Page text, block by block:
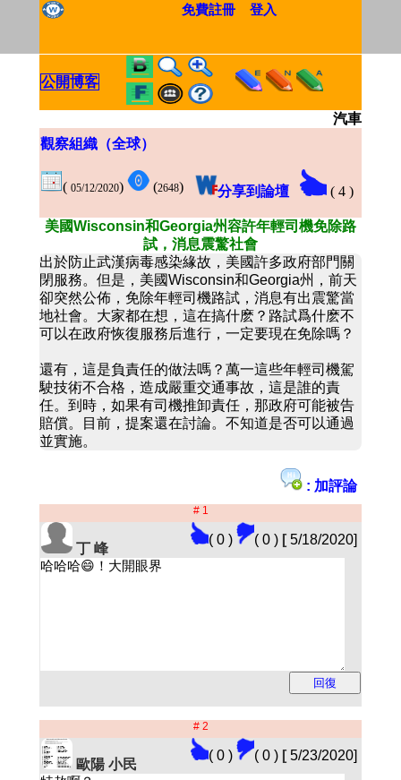
免費註冊 登入
公開博客
汽車
觀察組織（全球）
( 05/12/2020) (2648) 分享到論壇 ( 4 )
美國Wisconsin和Georgia州容許年輕司機免除路
試，消息震驚社會
出於防止武漢病毒感染緣故，美國許多政府部門關
閉服務。但是，美國Wisconsin和Georgia州，前天
卻突然公佈，免除年輕司機路試，消息有出震驚當
地社會。大家都在想，這在搞什麽？路試爲什麽不
可以在政府恢復服務后進行，一定要現在免除嗎？
還有，這是負責任的做法嗎？萬一這些年輕司機駕
駛技術不合格，造成嚴重交通事故，這是誰的責
任。到時，如果有司機推卸責任，那政府可能被告
賠償。目前，提案還在討論。不知道是否可以通過
並實施。
: 加評論
# 1
( 0 ) ( 0 ) [5/18/2020]
丁 峰
# 2
( 0 ) ( 0 ) [5/23/2020]
歐陽 小民